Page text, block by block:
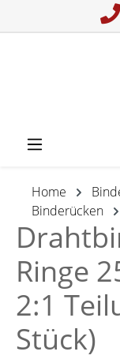
Home
Binderücken
Ringe
2:1
Stück)